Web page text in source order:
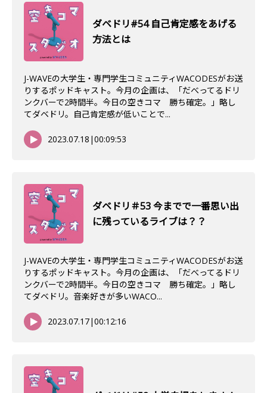
ダベドリ#54 自己肯定感をあげる
方法とは
J-WAVEの大学生・専門学生コミュニティWACODESがお送
りするポッドキャスト。今月の企画は、「だべってるドリ
ンクバーで2時間半。今日の空きコマ 勝ち確定。」略し
てダベドリ。自己肯定感が低いことで...
2023.07.18 |00:09:53
ダベドリ＃53 今までで一番思い出
に残っているライブは？？
J-WAVEの大学生・専門学生コミュニティWACODESがお送
りするポッドキャスト。今月の企画は、「だべってるドリ
ンクバーで2時間半。今日の空きコマ 勝ち確定。」略し
てダベドリ。音楽好きが多いWACO...
2023.07.17|00:12:16